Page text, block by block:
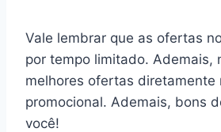
Vale lembrar que as ofertas
por tempo limitado. Ademais,
melhores ofertas diretamente
promocional. Ademais, bons
você!